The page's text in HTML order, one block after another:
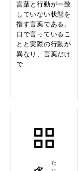
言葉と行動が一致
していない状態を
指す言葉である。
口で言っているこ
とと実際の行動が
異なり、言葉だけ
で...